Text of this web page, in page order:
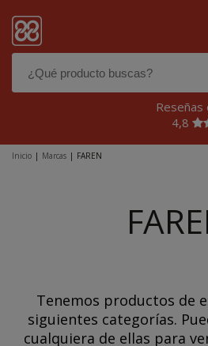
Reseñas
4,8
Inicio | Marcas | FAREN
Tenemos productos de
siguientes categorías.
cualquiera de ellas para